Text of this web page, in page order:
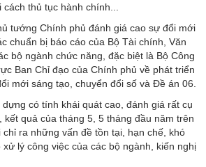
thủ tục hành chính...
tướng Chính phủ đánh giá cao sự đổi mới
chuẩn bị báo cáo của Bộ Tài chính, Văn
bộ ngành chức năng, đặc biệt là Bộ Công
Ban Chỉ đạo của Chính phủ về phát triển
mới sáng tạo, chuyển đổi số và Đề án 06.
có tính khái quát cao, đánh giá rất cụ
quả của tháng 5, 5 tháng đầu năm trên
ra những vấn đề tồn tại, hạn chế, khó
lý công việc của các bộ ngành, kiến nghị